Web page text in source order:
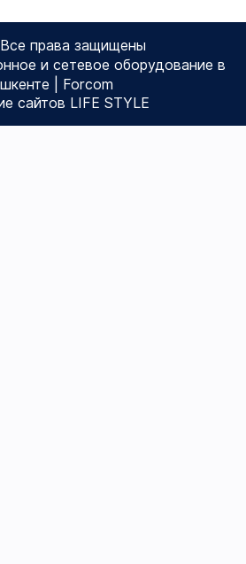
права защищены
и сетевое оборудование в
| Forcom
сайтов LIFE STYLE